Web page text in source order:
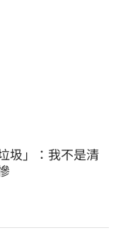
圾」：我不是清